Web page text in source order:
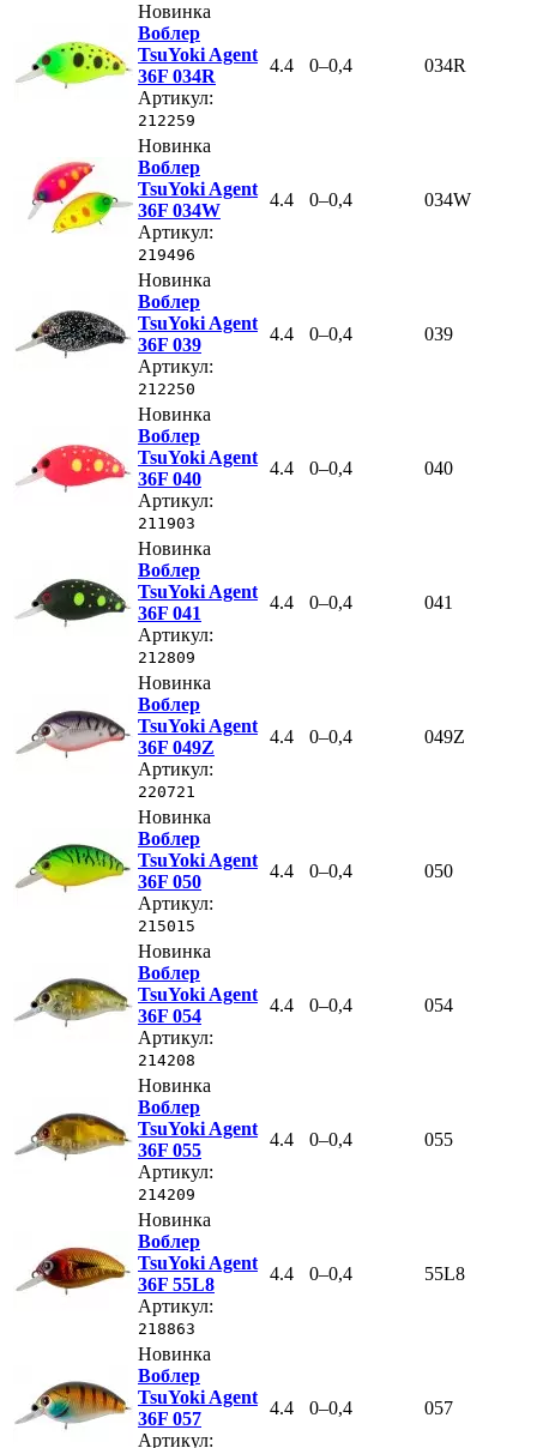
Новинка
Воблер
TsuYoki Agent
36F 034R
Артикул:
212259
4.4 0–0,4 034R
Новинка
Воблер
TsuYoki Agent
36F 034W
Артикул:
219496
4.4 0–0,4 034W
Новинка
Воблер
TsuYoki Agent
36F 039
Артикул:
212250
4.4 0–0,4 039
Новинка
Воблер
TsuYoki Agent
36F 040
Артикул:
211903
4.4 0–0,4 040
Новинка
Воблер
TsuYoki Agent
36F 041
Артикул:
212809
4.4 0–0,4 041
Новинка
Воблер
TsuYoki Agent
36F 049Z
Артикул:
220721
4.4 0–0,4 049Z
Новинка
Воблер
TsuYoki Agent
36F 050
Артикул:
215015
4.4 0–0,4 050
Новинка
Воблер
TsuYoki Agent
36F 054
Артикул:
214208
4.4 0–0,4 054
Новинка
Воблер
TsuYoki Agent
36F 055
Артикул:
214209
4.4 0–0,4 055
Новинка
Воблер
TsuYoki Agent
36F 55L8
Артикул:
218863
4.4 0–0,4 55L8
Новинка
Воблер
TsuYoki Agent
36F 057
Артикул:
4.4 0–0,4 057